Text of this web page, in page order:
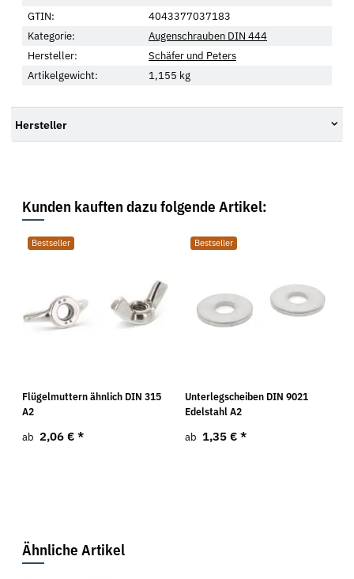
GTIN:
4043377037183
Kategorie:
Augenschrauben DIN 444
Hersteller:
Schäfer und Peters
Artikelgewicht:
1,155 kg
Hersteller
Kunden kauften dazu folgende Artikel:
Bestseller
Flügelmuttern ähnlich DIN 315
A2
ab 2,06 € *
Bestseller
Unterlegscheiben DIN 9021
Edelstahl A2
ab 1,35 € *
Ähnliche Artikel